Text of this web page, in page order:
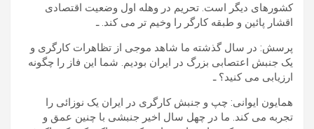
کشورهای دیگر است. تحریم در وهله اول وضعیت اقتصادی
اقشار پائین و طبقه کارگر را وخیم تر می کند. ـ
پرسش: در سال گذشته ما شاهد موجی از تظاهرات کارگری و
یک جنبش اعتصابی بزرگ در ایران بودیم. شما این فاز را چگونه
ارزیابی می کنید؟ ـ
همایون ایوانی: چپ و جنبش کارگری در ایران یک نوزائی را
تجربه می کند. ما در چهل سال اخیر جنبشی با چنین عمق و